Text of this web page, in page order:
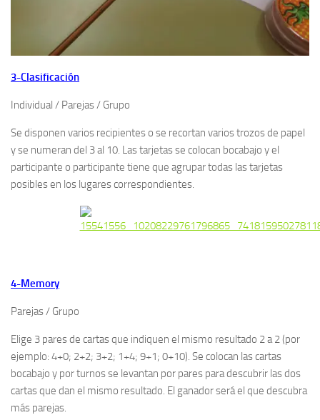
3-Clasificación
Individual / Parejas / Grupo
Se disponen varios recipientes o se recortan varios trozos de papel
y se numeran del 3 al 10. Las tarjetas se colocan bocabajo y el
participante o participante tiene que agrupar todas las tarjetas
posibles en los lugares correspondientes.
4-Memory
Parejas / Grupo
Elige 3 pares de cartas que indiquen el mismo resultado 2 a 2 (por
ejemplo: 4+0; 2+2; 3+2; 1+4; 9+1; 0+10). Se colocan las cartas
bocabajo y por turnos se levantan por pares para descubrir las dos
cartas que dan el mismo resultado. El ganador será el que descubra
más parejas.